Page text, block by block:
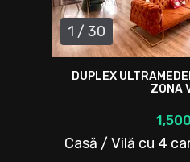
1 / 30
DUPLEX
ZONA
Casă / Vilă cu 4